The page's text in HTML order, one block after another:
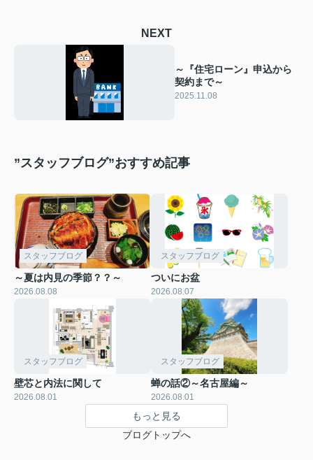
NEXT
～『住宅ローン』申込から
契約まで～
2025.11.08
”スタッフブログ”おすすめ記事
スタッフブログ
～夏は内見の季節？？～
2026.08.08
スタッフブログ
ついにお盆
2026.08.07
スタッフブログ
壁芯と内法に関して
2026.08.01
スタッフブログ
蝉の話②～名古屋編～
2026.08.01
もっと見る
ブログトップへ